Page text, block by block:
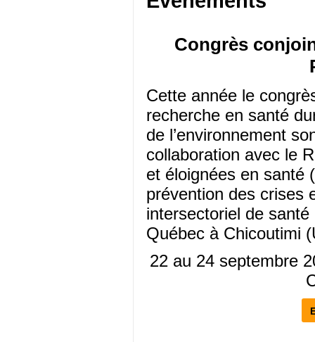
Congrès
Cette année le
recherche en santé
de l’environnement
collaboration avec le
et éloignées en santé
prévention des crises
intersectoriel de santé
Québec à Chicoutimi
22 au 24 septembre